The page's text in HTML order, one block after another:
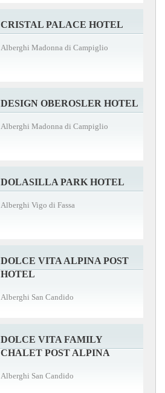
CRISTAL PALACE HOTEL
Alberghi Madonna di Campiglio
DESIGN OBEROSLER HOTEL
Alberghi Madonna di Campiglio
DOLASILLA PARK HOTEL
Alberghi Vigo di Fassa
DOLCE VITA ALPINA POST
HOTEL
Alberghi San Candido
DOLCE VITA FAMILY
CHALET POST ALPINA
Alberghi San Candido